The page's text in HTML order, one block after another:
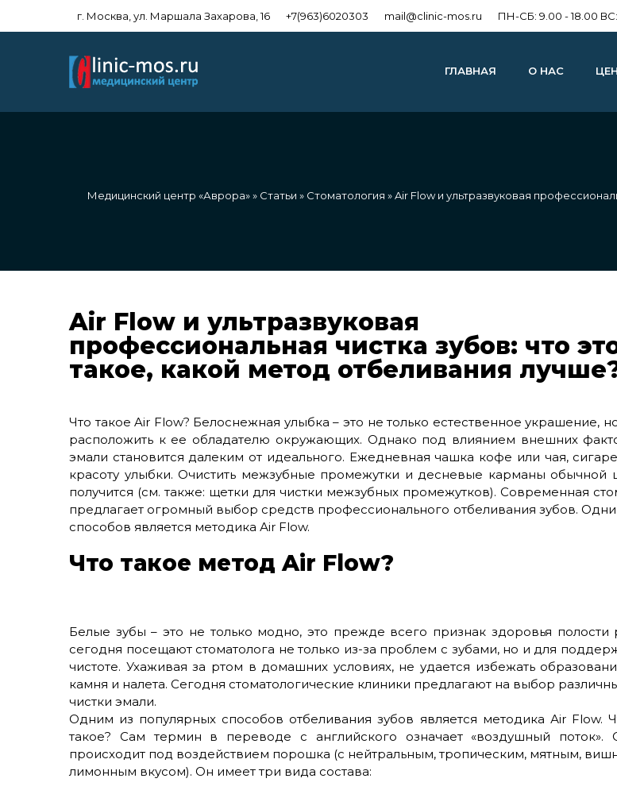
г. Москва, ул. Маршала Захарова, 16 +7(963)6020303 mail@clinic-mos.ru ПН-СБ: 9.00 - 18.00
ГЛАВНАЯ О НАС
Медицинский центр «Аврора»» Статьи » Стоматология » Air Flow и ультразвуковая
Air Flow и ультразвуковая
профессиональная чистка зубов: что
такое, какой метод отбеливания
Что такое Air Flow? Белоснежная улыбка – это не только естественное украшение,
расположить к ее обладателю окружающих. Однако под влиянием внешних
эмали становится далеким от идеального. Ежедневная чашка кофе или чая,
красоту улыбки. Очистить межзубные промежутки и десневые карманы обычной
получится (см. также: щетки для чистки межзубных промежутков). Современная
предлагает огромный выбор средств профессионального отбеливания зубов.
способов является методика Аir Flow.
Что такое метод Air Flow?
Белые зубы – это не только модно, это прежде всего признак здоровья полости
сегодня посещают стоматолога не только из-за проблем с зубами, но и для
чистоте. Ухаживая за ртом в домашних условиях, не удается избежать
камня и налета. Сегодня стоматологические клиники предлагают на выбор
чистки эмали.
Одним из популярных способов отбеливания зубов является методика Аir Flow.
такое? Сам термин в переводе с английского означает «воздушный поток».
происходит под воздействием порошка (с нейтральным, тропическим, мятным,
лимонным вкусом). Он имеет три вида состава: